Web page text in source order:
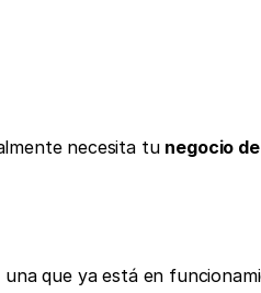
necesita tu negocio
una que ya está en